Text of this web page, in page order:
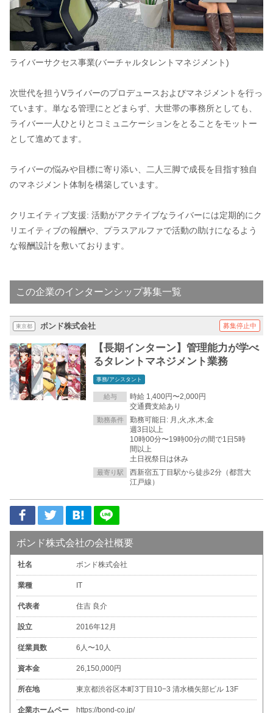
ライバーサクセス事業(バーチャルタレントマネジメント)
次世代を担うVライバーのプロデュースおよびマネジメントを行っ
ています。単なる管理にとどまらず、大世帯の事務所としても、
ライバー一人ひとりとコミュニケーションをとることをモットー
として進めてます。
ライバーの悩みや目標に寄り添い、二人三脚で成長を目指す独自
のマネジメント体制を構築しています。
クリエイティブ支援: 活動がアクテイブなライバーには定期的にク
リエイティブの報酬や、プラスアルファで活動の助けになるよう
な報酬設計を敷いております。
この企業のインターンシップ募集一覧
東京都 ボンド株式会社 募集停止中
【長期インターン】管理能力が学べ
るタレントマネジメント業務
事務/アシスタント
給与
時給 1,400円〜2,000円
交通費支給あり
勤務条件
勤務可能日: 月,火,水,木,金
週3日以上
10時00分〜19時00分の間で1日5時
間以上
土日祝祭日は休み
最寄り駅
西新宿五丁目駅から徒歩2分（都営大
江戸線）
ボンド株式会社の会社概要
社名 ボンド株式会社
業種 IT
代表者 住吉 良介
設立 2016年12月
従業員数 6人〜10人
資本金 26,150,000円
所在地 東京都渋谷区本町3丁目10−3 清水橋矢部ビル 13F
企業ホームペー https://bond-co.jp/